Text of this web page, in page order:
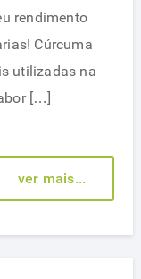
rendimento
Cúrcuma
utilizadas na
[…]
ver mais...